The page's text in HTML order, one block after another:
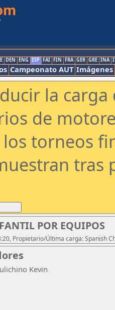
DEN ENG ESP FAI FIN FRA GER GRE INA
Campeonato AUT Imágenes
la
de
torneos
tras
POR EQUIPOS
Propietario/Última carga: Spanish
Kevin